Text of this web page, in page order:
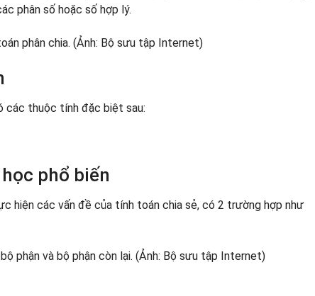
phân số hoặc số hợp lý.
các thuộc tính đặc biệt sau:
phổ biến
hiện các vấn đề của tính toán chia sẻ, có 2 trường hợp như